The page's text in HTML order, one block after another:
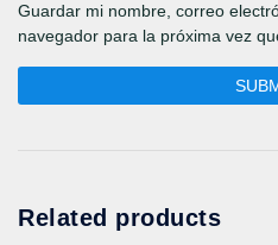
Guardar mi nombre, correo
navegador para la próxima vez
Related products